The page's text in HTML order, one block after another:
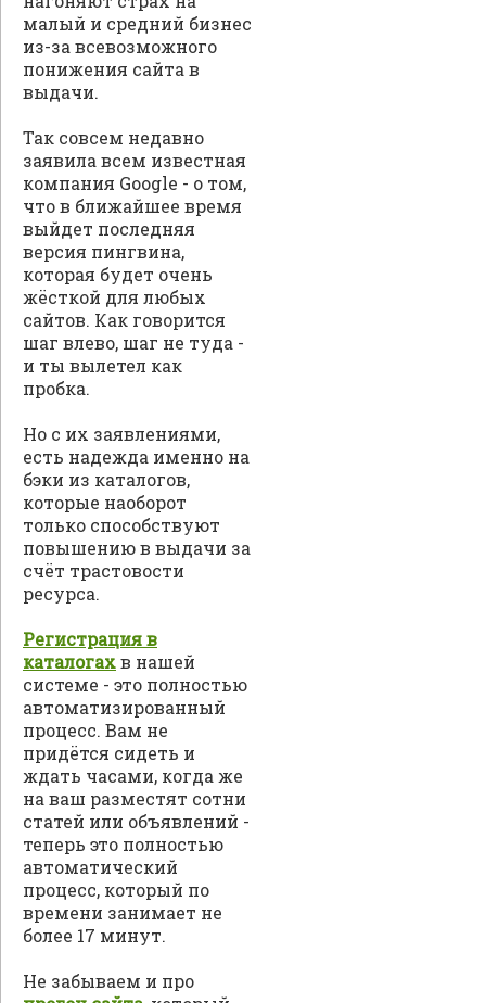
малый и средний бизнес
из-за всевозможного
понижения сайта в
выдачи.
Так совсем недавно
заявила всем известная
компания Google - о том,
что в ближайшее время
выйдет последняя
версия пингвина,
которая будет очень
жёсткой для любых
сайтов. Как говорится
шаг влево, шаг не туда -
и ты вылетел как
пробка.
Но с их заявлениями,
есть надежда именно на
бэки из каталогов,
которые наоборот
только способствуют
повышению в выдачи за
счёт трастовости
ресурса.
Регистрация в
каталогахв нашей
системе - это полностью
автоматизированный
процесс. Вам не
придётся сидеть и
ждать часами, когда же
на ваш разместят сотни
статей или объявлений -
теперь это полностью
автоматический
процесс, который по
времени занимает не
более 17 минут.
Не забываем и про